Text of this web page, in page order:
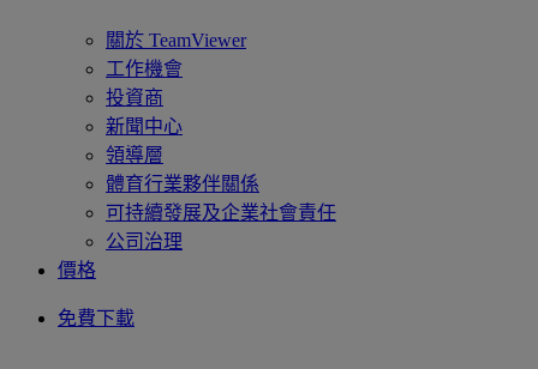
關於 TeamViewer
工作機會
投資商
新聞中心
領導層
體育行業夥伴關係
可持續發展及企業社會責任
公司治理
價格
免費下載